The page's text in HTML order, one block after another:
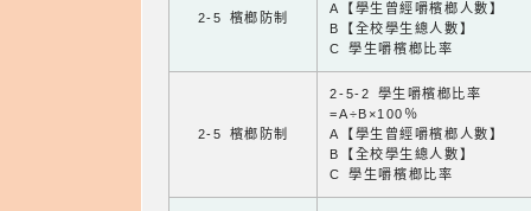
2-5 檳榔防制
A【學生曾經嚼檳榔人數】
B【全校學生總人數】
C 學生嚼檳榔比率
2-5 檳榔防制
2-5-2 學生嚼檳榔比率
=A÷B×100％
A【學生曾經嚼檳榔人數】
B【全校學生總人數】
C 學生嚼檳榔比率